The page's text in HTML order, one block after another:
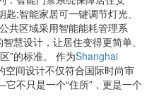
;智能家居可一键调节灯光、
共区域采用智能能耗管理系
慧设计，让居住变得更简单、
”的标准。 作为Shanghai
空间设计不仅符合国际时尚审
不只是一个“住所”，更是一个